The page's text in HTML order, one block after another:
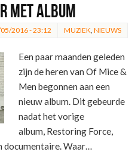
met album
2016 - 23:12 MUZIEK NIEUWS
Een paar maanden geleden
zijn de heren van Of Mice &
Men begonnen aan een
nieuw album. Dit gebeurde
nadat het vorige
album, Restoring Force,
documentaire. Waar…